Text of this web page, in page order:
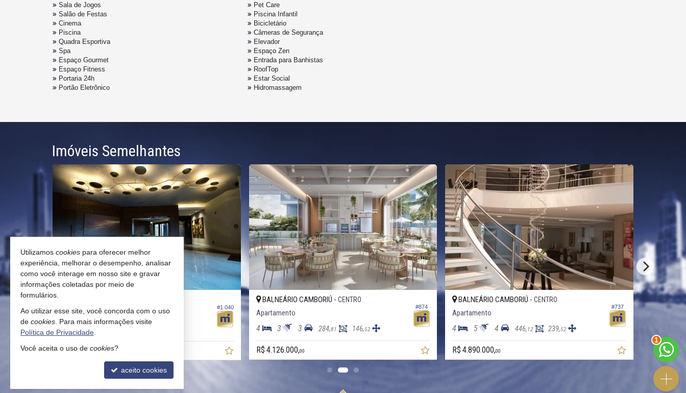
Sala de Jogos
Salão de Festas
Cinema
Piscina
Quadra Esportiva
Spa
Espaço Gourmet
Espaço Fitness
Portaria 24h
Portão Eletrônico
Pet Care
Piscina Infantil
Bicicletário
Câmeras de Segurança
Elevador
Espaço Zen
Entrada para Banhistas
RoofTop
Estar Social
Hidromassagem
Imóveis Semelhantes
#1.040
Apartamento
3 4
R$ 5.200.000,00
#874
BALNEÁRIO CAMBORIÚ - CENTRO
Apartamento
4 3 3 284,81 146,52
R$ 4.126.000,00
#737
BALNEÁRIO CAMBORIÚ -CENTRO
Apartamento
4 5 4 446,12 239,52
R$ 4.890.000,00 R$
2
Utilizamos cookies para oferecer melhor
experiência, melhorar o desempenho, analisar
como você interage em nosso site e gravar
informações coletadas por meio de
formulários.
Ao utilizar esse site, você concorda com o uso
de cookies . Para mais informações visite
Política de Privacidade
Você aceita o uso de cookies?
aceito cookies